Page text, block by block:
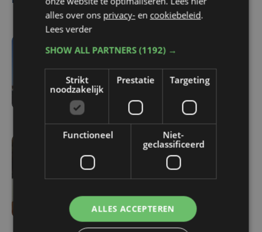
vr 7 augustus | 18:33
Parket in beroep tegen
vrijlating van Roemeense
Familie rouwt om
overlijden Yaro (19): "Dit
had vermeden kunnen
worden"
alles over ons privacy- en cookiebeleid.
Lees verder
SHOW ALL PARTNERS(1192) →
Strikt
noodzakelijk
Prestatie Targeting
Functioneel
Niet-
geclassificeerd
ALLES ACCEPTEREN